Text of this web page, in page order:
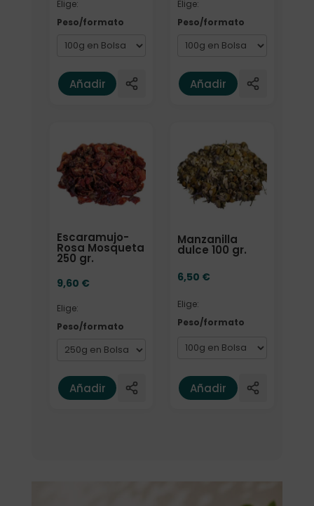
Elige:
Peso/formato
Añadir
Elige:
Peso/formato
Añadir
Escaramujo-
Rosa Mosqueta
250 gr.
9,60 €
Elige:
Peso/formato
Añadir
Manzanilla
dulce 100 gr.
6,50 €
Elige:
Peso/formato
Elige: Peso/formato
Añadir